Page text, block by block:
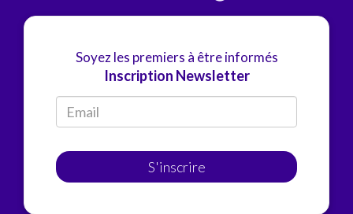
Soyez les premiers à être informés
Inscription Newsletter
S'inscrire